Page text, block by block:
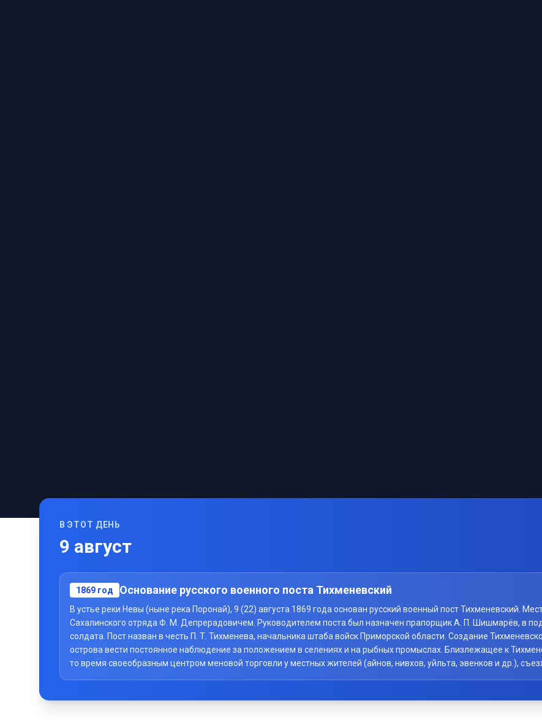
В ЭТОТ ДЕНЬ
9 август
1869 год Основание русского военного поста Тихменевский
В устье реки Невы (ныне река Поронай), 9 (22) августа 1869 года основан русский военный пост Тихменевский.
Сахалинского отряда Ф. М. Депрерадовичем. Руководителем поста был назначен прапорщик А. П. Шишмарёв, в
солдата. Пост назван в честь П. Т. Тихменева, начальника штаба войск Приморской области. Создание
острова вести постоянное наблюдение за положением в селениях и на рыбных промыслах. Близлежащее к
то время своеобразным центром меновой торговли у местных жителей (айнов, нивхов, уйльта, эвенков и др.),